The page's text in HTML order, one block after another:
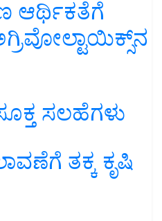
ಆರ್ಥಿಕತೆಗೆ
ಸಲಹೆಗಳು
ತಕ್ಕ ಕೃಷಿ